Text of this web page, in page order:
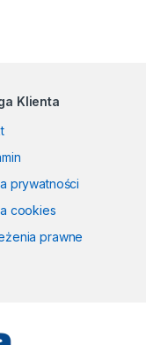
Klienta
prywatności
cookies
prawne